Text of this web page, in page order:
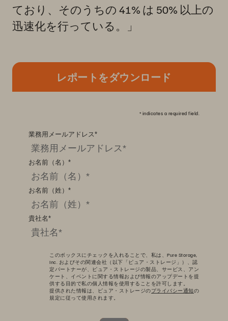
ており、そのうちの 41% は 50% 以上の
迅速化を行っている。」
レポートをダウンロード
* indicates a required field.
*
業務用メールアドレス
*
お名前（名）
*
お名前（姓）
*
貴社名
このボックスにチェックを入れることで、私は、Pure Storage,
Inc. およびその関連会社（以下「ピュア・ストレージ」）、認
定パートナーが、ピュア・ストレージの製品、サービス、アン
ケート、イベントに関する情報および情報のアップデートを提
供する目的で私の個人情報を使用することを許可します。
提供された情報は、ピュア・ストレージのプライバシー通知の
規定に従って使用されます。